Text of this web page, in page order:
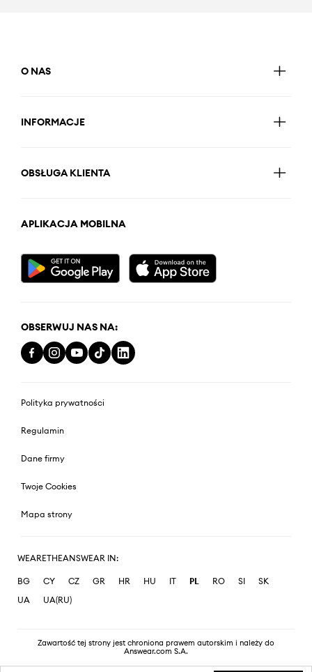
O NAS
INFORMACJE
OBSŁUGA KLIENTA
APLIKACJA MOBILNA
OBSERWUJ NAS NA:
Polityka prywatności
Regulamin
Dane firmy
Twoje Cookies
Mapa strony
WEARETHEANSWEAR IN:
BG CY CZ GR HR HU IT PL RO SI
SK
UA
UA(RU)
Zawartość tej strony jest chroniona prawem autorskim i należy do
Answear.com S.A.